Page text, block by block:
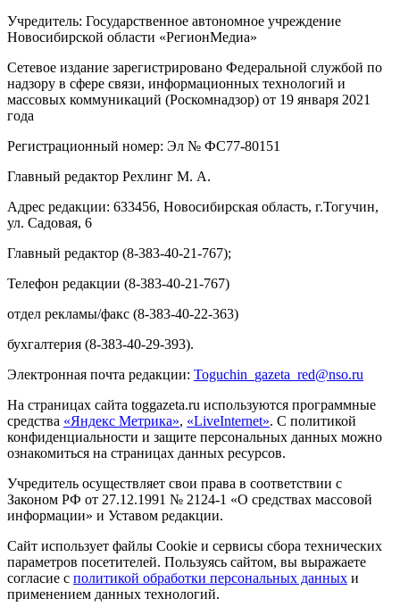
Учредитель: Государственное автономное учреждение
Новосибирской области «РегионМедиа»
Сетевое издание зарегистрировано Федеральной службой по
надзору в сфере связи, информационных технологий и
массовых коммуникаций (Роскомнадзор) от 19 января 2021
года
Регистрационный номер: Эл № ФС77-80151
Главный редактор Рехлинг М. А.
Адрес редакции: 633456, Новосибирская область, г.Тогучин,
ул. Садовая, 6
Главный редактор (8-383-40-21-767);
Телефон редакции (8-383-40-21-767)
отдел рекламы/факс (8-383-40-22-363)
бухгалтерия (8-383-40-29-393).
Электронная почта редакции: Toguchin gazeta red@nso.ru
На страницах сайта toggazeta.ru используются программные
средства «Яндекс Метрика», «LiveInternet». С политикой
конфиденциальности и защите персональных данных можно
ознакомиться на страницах данных ресурсов.
Учредитель осуществляет свои права в соответствии с
Законом РФ от 27.12.1991 № 2124-1 «О средствах массовой
информации» и Уставом редакции.
Сайт использует файлы Cookie и сервисы сбора технических
параметров посетителей. Пользуясь сайтом, вы выражаете
согласие с политикой обработки персональных данных и
применением данных технологий.